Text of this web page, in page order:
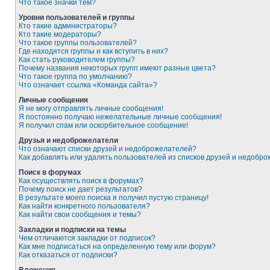
Что такое значки тем?
Уровни пользователей и группы
Кто такие администраторы?
Кто такие модераторы?
Что такое группы пользователей?
Где находятся группы и как вступить в них?
Как стать руководителем группы?
Почему названия некоторых групп имеют разные цвета?
Что такое группа по умолчанию?
Что означает ссылка «Команда сайта»?
Личные сообщения
Я не могу отправлять личные сообщения!
Я постоянно получаю нежелательные личные сообщения!
Я получил спам или оскорбительное сообщение!
Друзья и недоброжелатели
Что означают списки друзей и недоброжелателей?
Как добавлять или удалять пользователей из списков друзей и
Поиск в форумах
Как осуществлять поиск в форумах?
Почему поиск не дает результатов?
В результате моего поиска я получил пустую страницу!
Как найти конкретного пользователя?
Как найти свои сообщения и темы?
Закладки и подписки на темы
Чем отличаются закладки от подписок?
Как мне подписаться на определенную тему или форум?
Как отказаться от подписки?